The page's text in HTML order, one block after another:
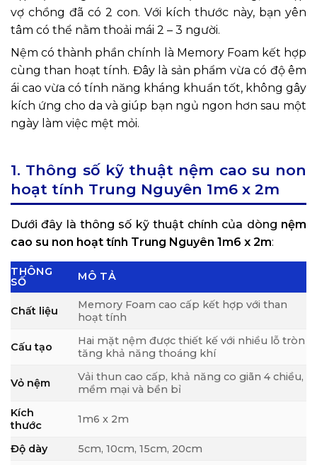
vợ chồng đã có 2 con. Với kích thước này, bạn yên
tâm có thể nằm thoải mái 2 – 3 người.
Nệm có thành phần chính là Memory Foam kết hợp
cùng than hoạt tính. Đây là sản phẩm vừa có độ êm
ái cao vừa có tính năng kháng khuẩn tốt, không gây
kích ứng cho da và giúp bạn ngủ ngon hơn sau một
ngày làm việc mệt mỏi.
1. Thông số kỹ thuật nệm cao su non
hoạt tính Trung Nguyên 1m6 x 2m
Dưới đây là thông số kỹ thuật chính của dòng nệm
cao su non hoạt tính Trung Nguyên 1m6 x 2m:
THÔNG
SỐ
MÔ TẢ
Chất liệu
Memory Foam cao cấp kết hợp với than
hoạt tính
Cấu tạo
Hai mặt nệm được thiết kế với nhiều lỗ tròn
tăng khả năng thoáng khí
Vỏ nệm
Vải thun cao cấp, khả năng co giãn 4 chiều,
mềm mại và bền bỉ
Kích
thước
1m6 x 2m
Độ dày
5cm, 10cm, 15cm, 20cm